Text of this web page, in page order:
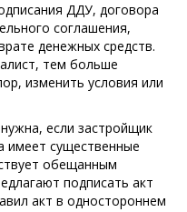
ДДУ, договора
соглашения,
денежных средств.
тем больше
изменить условия или
если застройщик
имеет существенные
обещанным
подписать акт
акт в одностороннем